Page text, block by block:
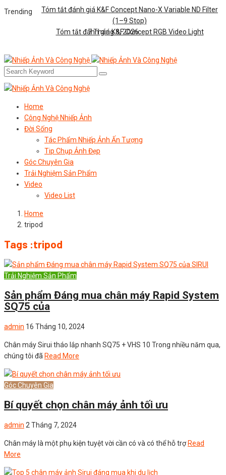
Trending
Tóm tắt đánh giá K&F Concept Nano-X Variable ND Filter
(1–9 Stop)
Tóm tắt đánh giá K&F Concept RGB Video Light
7 Tháng 8, 2026
Home
Công Nghệ Nhiếp Ảnh
Đời Sống
Tác Phẩm Nhiếp Ảnh Ấn Tượng
Tip Chụp Ảnh Đẹp
Góc Chuyên Gia
Trải Nghiệm Sản Phẩm
Video
Video List
Home
tripod
Tags :tripod
Trải Nghiệm Sản Phẩm
Sản phẩm Đáng mua chân máy Rapid System
SQ75 của
admin 16 Tháng 10, 2024
Chân máy Sirui tháo lắp nhanh SQ75 + VHS 10 Trong nhiều năm qua,
chúng tôi đã Read More
Góc Chuyên Gia
Bí quyết chọn chân máy ảnh tối ưu
admin 2 Tháng 7, 2024
Chân máy là một phụ kiện tuyệt vời cần có và có thể hỗ trợRead
More